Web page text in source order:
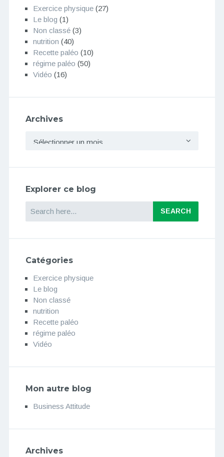
Exercice physique(27)
Le blog (1)
Non classé(3)
nutrition (40)
Recette paléo (10)
régime paléo (50)
Vidéo (16)
Archives
Explorer ce blog
Catégories
Exercice physique
Le blog
Non classé
nutrition
Recette paléo
régime paléo
Vidéo
Mon autre blog
Business Attitude
Archives